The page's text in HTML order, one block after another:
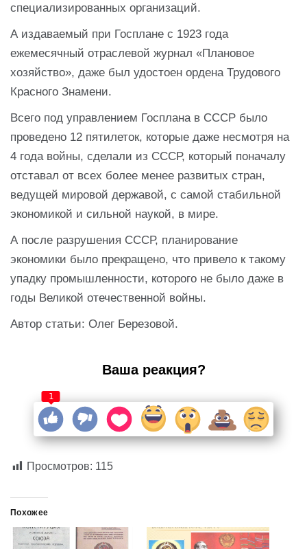
специализированных организаций.
А издаваемый при Госплане с 1923 года
ежемесячный отраслевой журнал «Плановое
хозяйство», даже был удостоен ордена Трудового
Красного Знамени.
Всего под управлением Госплана в СССР было
проведено 12 пятилеток, которые даже несмотря на
4 года войны, сделали из СССР, который поначалу
отставал от всех более менее развитых стран,
ведущей мировой державой, с самой стабильной
экономикой и сильной наукой, в мире.
А после разрушения СССР, планирование
экономики было прекращено, что привело к такому
упадку промышленности, которого не было даже в
годы Великой отечественной войны.
Автор статьи: Олег Березовой.
Ваша реакция?
1
Просмотров: 115
Похожее